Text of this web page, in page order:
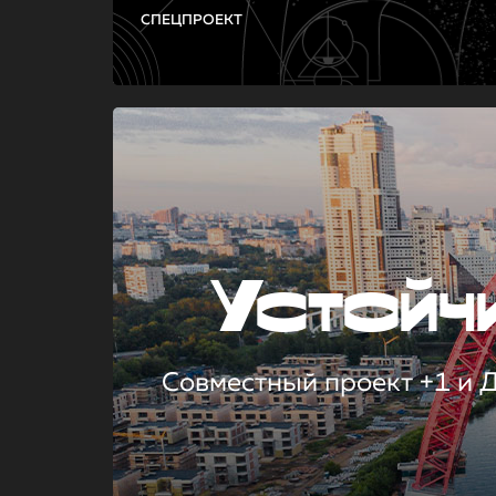
СПЕЦПРОЕКТ
Совместный проект +1 и